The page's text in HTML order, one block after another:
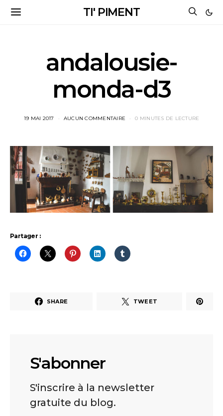
TI' PIMENT
andalousie-
monda-d3
19 MAI 2017 AUCUN COMMENTAIRE 0 MINUTES DE LECTURE
Partager :
SHARE TWEET
S'abonner
S'inscrire à la newsletter
gratuite du blog.